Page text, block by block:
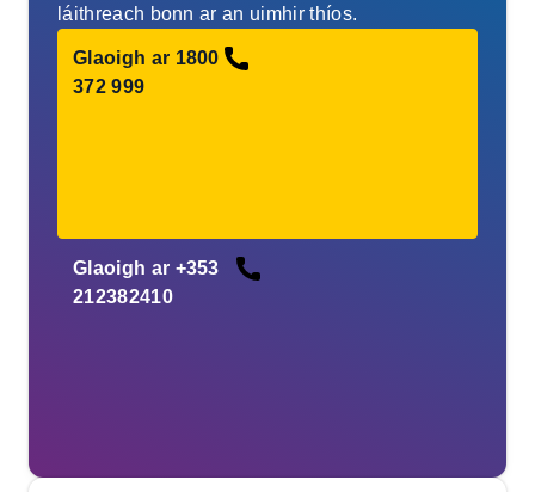
láithreach bonn ar an uimhir thíos.
Glaoigh ar 1800
372 999
Glaoigh ar +353
212382410